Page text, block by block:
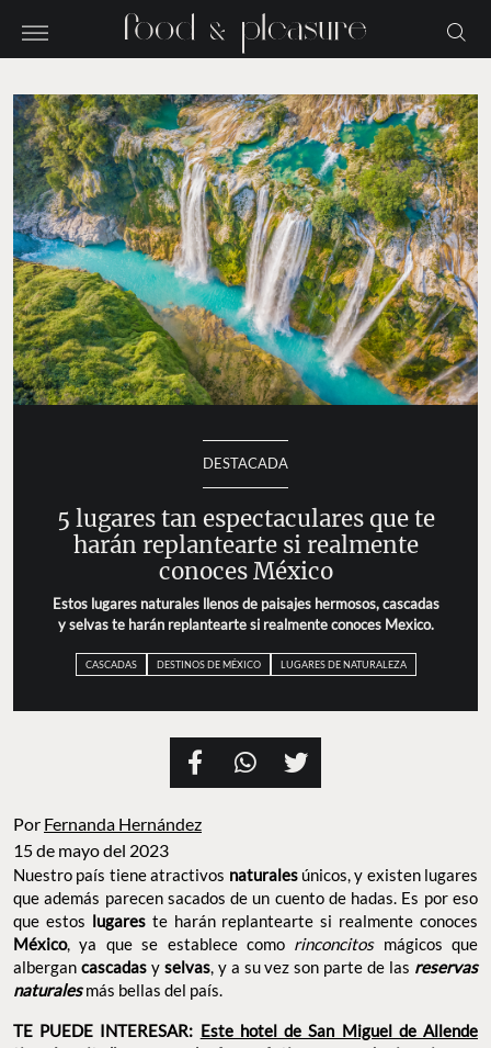
DESTACADA
5 lugares tan espectaculares que te
harán replantearte si realmente
conoces México
Estos lugares naturales llenos de paisajes hermosos, cascadas
y selvas te harán replantearte si realmente conoces Mexico.
CASCADAS DESTINOS DE MÉXICO LUGARES DE NATURALEZA
Por Fernanda Hernández
15 de mayo del 2023
Nuestro país tiene atractivos naturales únicos, y existen lugares
que además parecen sacados de un cuento de hadas. Es por eso
que estos lugares te harán replantearte si realmente conoces
México, ya que se establece como rinconcitosmágicos que
albergan cascadas y selvas, y a su vez son parte de las reservas
naturalesmás bellas del país.
TE PUEDE INTERESAR: Este hotel de San Miguel de Allende